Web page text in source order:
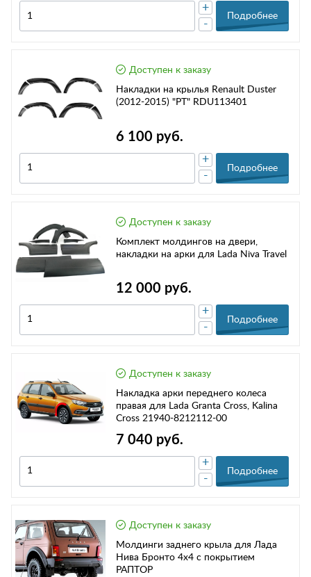
-
+
Подробнее
Доступен к заказу
Накладки на крылья Renault Duster
(2012-2015) "РТ" RDU113401
6 100 руб.
-
+
Подробнее
Доступен к заказу
Комплект молдингов на двери,
накладки на арки для Lada Niva Travel
12 000 руб.
-
+
Подробнее
Доступен к заказу
Накладка арки переднего колеса
правая для Lada Granta Cross, Kalina
Cross 21940-8212112-00
7 040 руб.
-
+
Подробнее
Доступен к заказу
Молдинги заднего крыла для Лада
Нива Бронто 4х4 c покрытием
РАПТОР